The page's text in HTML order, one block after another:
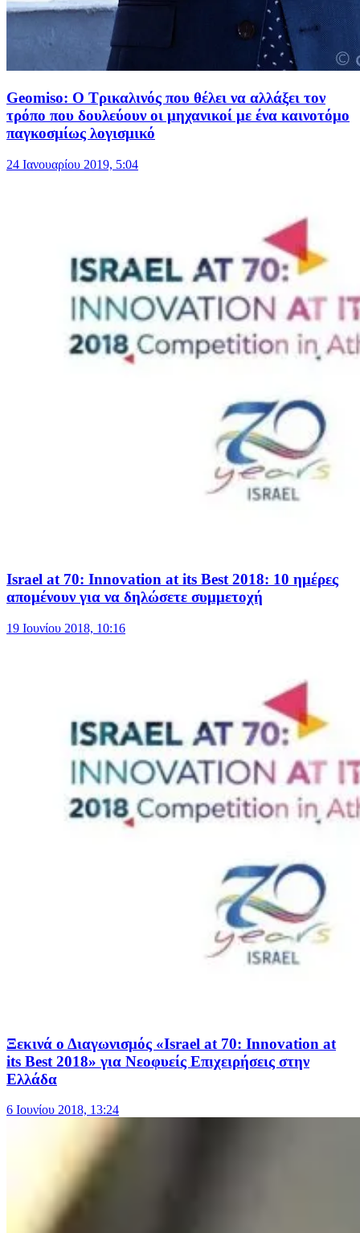
Geomiso: Ο Τρικαλινός που θέλει να αλλάξει τον
τρόπο που δουλεύουν οι μηχανικοί με ένα καινοτόμο
παγκοσμίως λογισμικό
24 Ιανουαρίου 2019, 5:04
Israel at 70: Innovation at its Best 2018: 10 ημέρες
απομένουν για να δηλώσετε συμμετοχή
19 Ιουνίου 2018, 10:16
Ξεκινά ο Διαγωνισμός «Israel at 70: Innovation at
its Best 2018» για Νεοφυείς Επιχειρήσεις στην
Ελλάδα
6 Ιουνίου 2018, 13:24